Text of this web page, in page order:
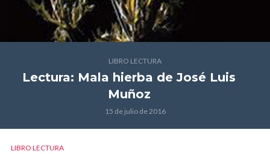
LIBRO LECTURA
Lectura: Mala hierba de José Luis
Muñoz
15 de julio de 2016
LIBRO LECTURA